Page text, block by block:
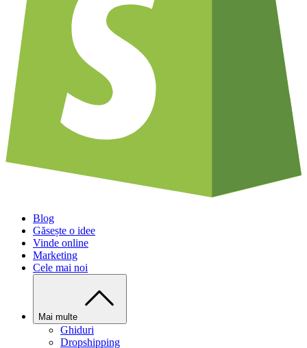
Blog
Găsește o idee
Vinde online
Marketing
Cele mai noi
Mai multe
Ghiduri
Dropshipping